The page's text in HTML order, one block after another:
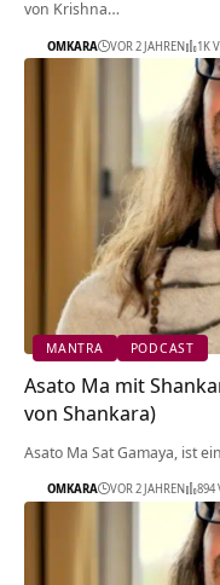
von Krishna…
OMKARA VOR 2 JAHREN 1K
MANTRA PODCAST
Asato Ma mit
von Shankara)
Asato Ma Sat Gamaya, ist
OMKARA VOR 2 JAHREN 894